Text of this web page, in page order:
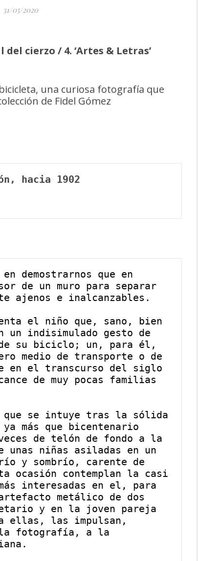
31/05/2020
cierzo / 4. ‘Artes & Letras’
una curiosa fotografía que
de Fidel Gómez
hacia 1902
demostrarnos que en
de un muro para separar
ajenos e inalcanzables.
el niño que, sano, bien
un indisimulado gesto de
su biciclo; un, para él,
medio de transporte o de
en el transcurso del siglo
de muy pocas familias
se intuye tras la sólida
más que bicentenario
de telón de fondo a la
niñas asiladas en un
y sombrío, carente de
ocasión contemplan la casi
interesadas en el, para
metálico de dos
y en la joven pareja
ellas, las impulsan,
fotografía, a la